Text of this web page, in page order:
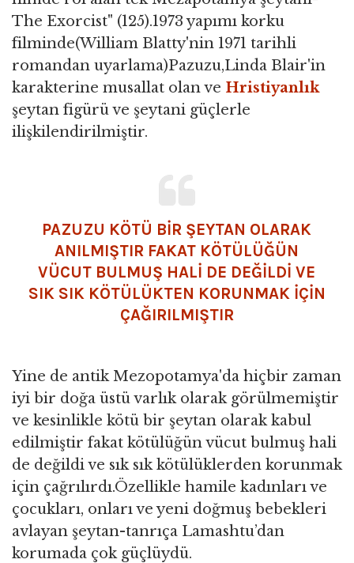
The Exorcist" (125).1973 yapımı korku
filminde(William Blatty'nin 1971 tarihli
romandan uyarlama)Pazuzu,Linda Blair'in
karakterine musallat olan ve Hristiyanlık
şeytan figürü ve şeytani güçlerle
ilişkilendirilmiştir.
PAZUZU KÖTÜ BIR ŞEYTAN OLARAK
ANILMIŞTIR FAKAT KÖTÜLÜĞÜN
VÜCUT BULMUŞ HALI DE DEĞILDI VE
SIK SIK KÖTÜLÜKTEN KORUNMAK IÇIN
ÇAĞIRILMIŞTIR
Yine de antik Mezopotamya'da hiçbir zaman
iyi bir doğa üstü varlık olarak görülmemiştir
ve kesinlikle kötü bir şeytan olarak kabul
edilmiştir fakat kötülüğün vücut bulmuş hali
de değildi ve sık sık kötülüklerden korunmak
için çağrılırdı.Özellikle hamile kadınları ve
çocukları, onları ve yeni doğmuş bebekleri
avlayan şeytan-tanrıça Lamashtu’dan
korumada çok güçlüydü.